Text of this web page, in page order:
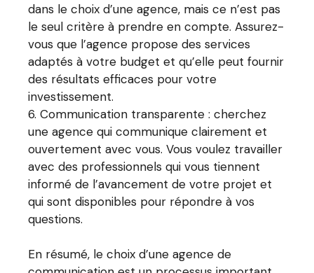
dans le choix d’une agence, mais ce n’est pas
le seul critère à prendre en compte. Assurez-
vous que l’agence propose des services
adaptés à votre budget et qu’elle peut fournir
des résultats efficaces pour votre
investissement.
Communication transparente : cherchez
une agence qui communique clairement et
ouvertement avec vous. Vous voulez travailler
avec des professionnels qui vous tiennent
informé de l’avancement de votre projet et
qui sont disponibles pour répondre à vos
questions.
En résumé, le choix d’une agence de